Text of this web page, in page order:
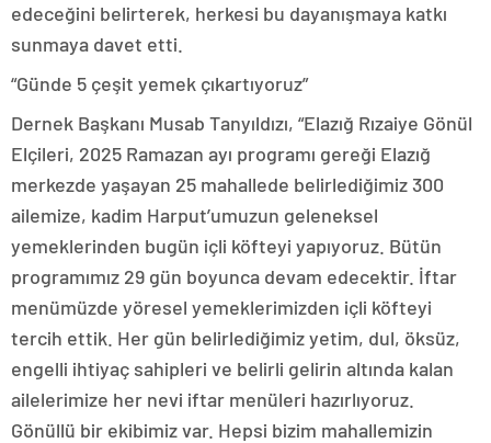
edeceğini belirterek, herkesi bu dayanışmaya katkı
sunmaya davet etti.
“Günde 5 çeşit yemek çıkartıyoruz”
Dernek Başkanı Musab Tanyıldızı, “Elazığ Rızaiye Gönül
Elçileri, 2025 Ramazan ayı programı gereği Elazığ
merkezde yaşayan 25 mahallede belirlediğimiz 300
ailemize, kadim Harput’umuzun geleneksel
yemeklerinden bugün içli köfteyi yapıyoruz. Bütün
programımız 29 gün boyunca devam edecektir. İftar
menümüzde yöresel yemeklerimizden içli köfteyi
tercih ettik. Her gün belirlediğimiz yetim, dul, öksüz,
engelli ihtiyaç sahipleri ve belirli gelirin altında kalan
ailelerimize her nevi iftar menüleri hazırlıyoruz.
Gönüllü bir ekibimiz var. Hepsi bizim mahallemizin